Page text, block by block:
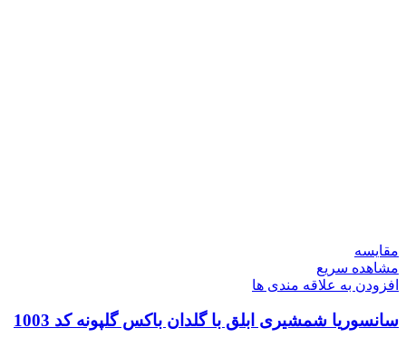
مقایسه
مشاهده سریع
افزودن به علاقه مندی ها
سانسوریا شمشیری ابلق با گلدان باکس گلپونه کد 1003